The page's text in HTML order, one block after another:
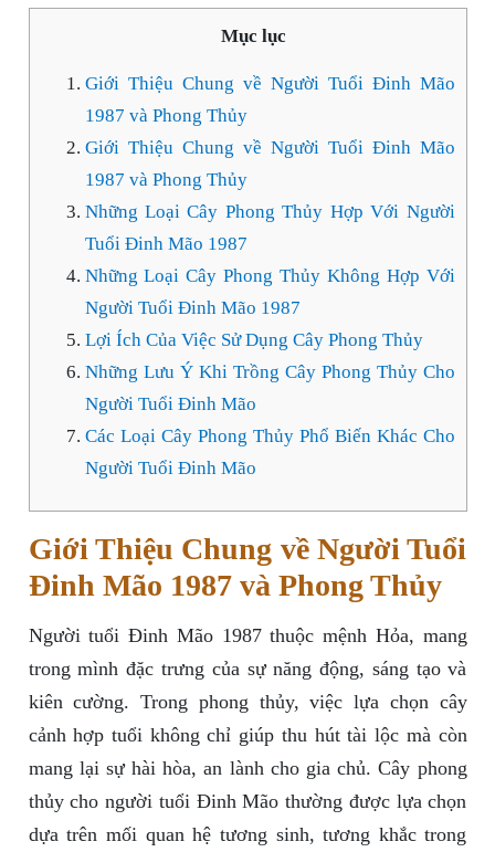
Mục lục
Giới Thiệu Chung về Người Tuổi Đinh Mão
1987 và Phong Thủy
Giới Thiệu Chung về Người Tuổi Đinh Mão
1987 và Phong Thủy
Những Loại Cây Phong Thủy Hợp Với Người
Tuổi Đinh Mão 1987
Những Loại Cây Phong Thủy Không Hợp Với
Người Tuổi Đinh Mão 1987
Lợi Ích Của Việc Sử Dụng Cây Phong Thủy
Những Lưu Ý Khi Trồng Cây Phong Thủy Cho
Người Tuổi Đinh Mão
Các Loại Cây Phong Thủy Phổ Biến Khác Cho
Người Tuổi Đinh Mão
Giới Thiệu Chung về Người Tuổi
Đinh Mão 1987 và Phong Thủy
Người tuổi Đinh Mão 1987 thuộc mệnh Hỏa, mang
trong mình đặc trưng của sự năng động, sáng tạo và
kiên cường. Trong phong thủy, việc lựa chọn cây
cảnh hợp tuổi không chỉ giúp thu hút tài lộc mà còn
mang lại sự hài hòa, an lành cho gia chủ. Cây phong
thủy cho người tuổi Đinh Mão thường được lựa chọn
dựa trên mối quan hệ tương sinh, tương khắc trong